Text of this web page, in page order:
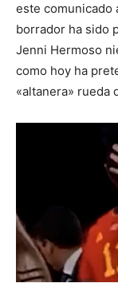
este comunicado
borrador ha sido
Jenni Hermoso
como hoy ha
«altanera» rueda